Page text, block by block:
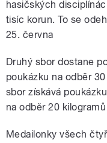
hasičských
tisíc korun. To se
25. června
Druhý sbor dostane
poukázku na odběr
sbor získává
na odběr 20
Medailonky všech